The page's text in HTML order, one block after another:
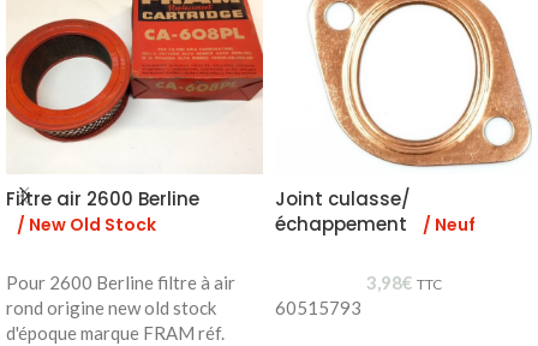
Filtre air 2600 Berline
/ New Old Stock
Pour 2600 Berline filtre à air
rond origine new old stock
d'époque marque FRAM réf.
Joint culasse/
échappement
/ Neuf
3,98€ TTC
60515793